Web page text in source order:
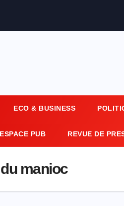
ECO & BUSINESS
ESPACE PUB REVUE DE
manioc